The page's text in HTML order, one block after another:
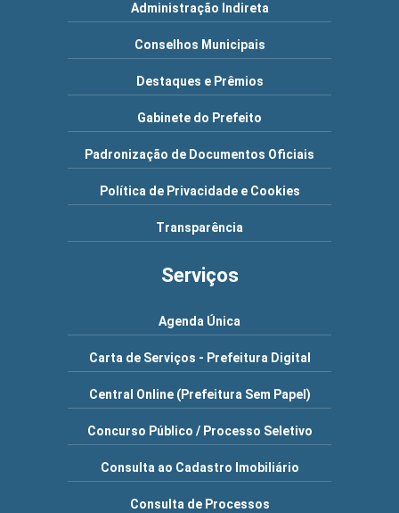
Administração Indireta
Conselhos Municipais
Destaques e Prêmios
Gabinete do Prefeito
Padronização de Documentos Oficiais
Política de Privacidade e Cookies
Transparência
Serviços
Agenda Única
Carta de Serviços - Prefeitura Digital
Central Online (Prefeitura Sem Papel)
Concurso Público / Processo Seletivo
Consulta ao Cadastro Imobiliário
Consulta de Processos